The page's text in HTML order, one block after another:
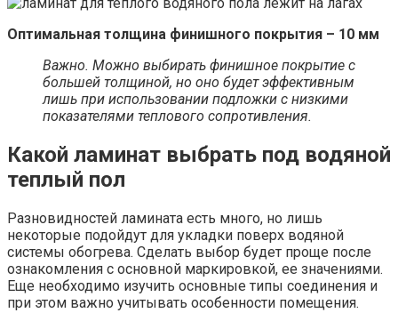
Оптимальная толщина финишного покрытия – 10 мм
Важно. Можно выбирать финишное покрытие с
большей толщиной, но оно будет эффективным
лишь при использовании подложки с низкими
показателями теплового сопротивления.
Какой ламинат выбрать под водяной
теплый пол
Разновидностей ламината есть много, но лишь
некоторые подойдут для укладки поверх водяной
системы обогрева. Сделать выбор будет проще после
ознакомления с основной маркировкой, ее значениями.
Еще необходимо изучить основные типы соединения и
при этом важно учитывать особенности помещения.